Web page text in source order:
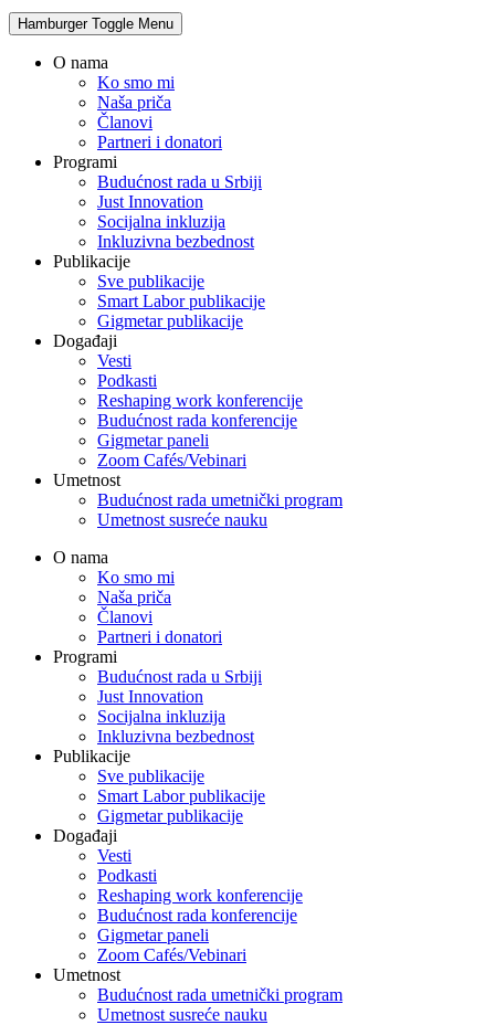
Hamburger Toggle Menu
O nama
Ko smo mi
Naša priča
Članovi
Partneri i donatori
Programi
Budućnost rada u Srbiji
Just Innovation
Socijalna inkluzija
Inkluzivna bezbednost
Publikacije
Sve publikacije
Smart Labor publikacije
Gigmetar publikacije
Događaji
Vesti
Podkasti
Reshaping work konferencije
Budućnost rada konferencije
Gigmetar paneli
Zoom Cafés/Vebinari
Umetnost
Budućnost rada umetnički program
Umetnost susreće nauku
O nama
Ko smo mi
Naša priča
Članovi
Partneri i donatori
Programi
Budućnost rada u Srbiji
Just Innovation
Socijalna inkluzija
Inkluzivna bezbednost
Publikacije
Sve publikacije
Smart Labor publikacije
Gigmetar publikacije
Događaji
Vesti
Podkasti
Reshaping work konferencije
Budućnost rada konferencije
Gigmetar paneli
Zoom Cafés/Vebinari
Umetnost
Budućnost rada umetnički program
Umetnost susreće nauku